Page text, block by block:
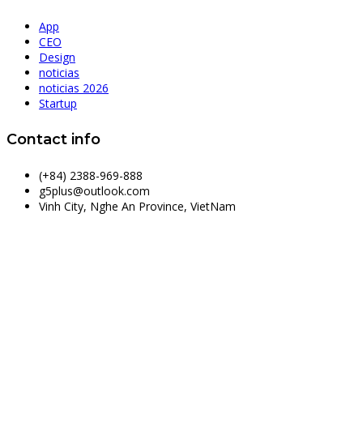
App
CEO
Design
noticias
noticias 2026
Startup
Contact info
(+84) 2388-969-888
g5plus@outlook.com
Vinh City, Nghe An Province, VietNam